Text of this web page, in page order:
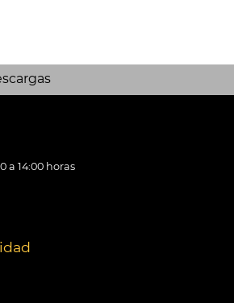
a 14:00 horas